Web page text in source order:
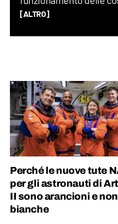
storie assurde (ma
guardare film, andare
collezionare dischi in
[ALTRO]
Perché le nuove tute
per gli astronauti di
II sono arancioni e non
bianche